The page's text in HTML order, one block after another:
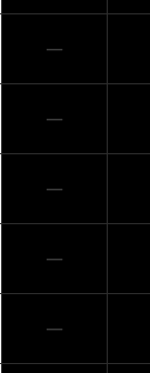
─
─
─
─
─